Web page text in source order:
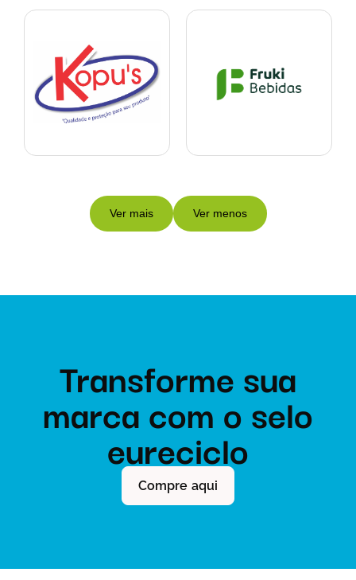
Ver mais Ver menos
Transforme sua
marca com o selo
eureciclo
Compre aqui